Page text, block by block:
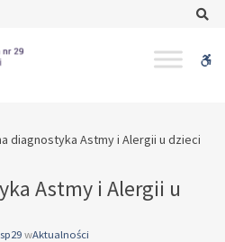
diagnostyka Astmy i Alergii u dzieci
Astmy i Alergii u
sp29 wAktualności